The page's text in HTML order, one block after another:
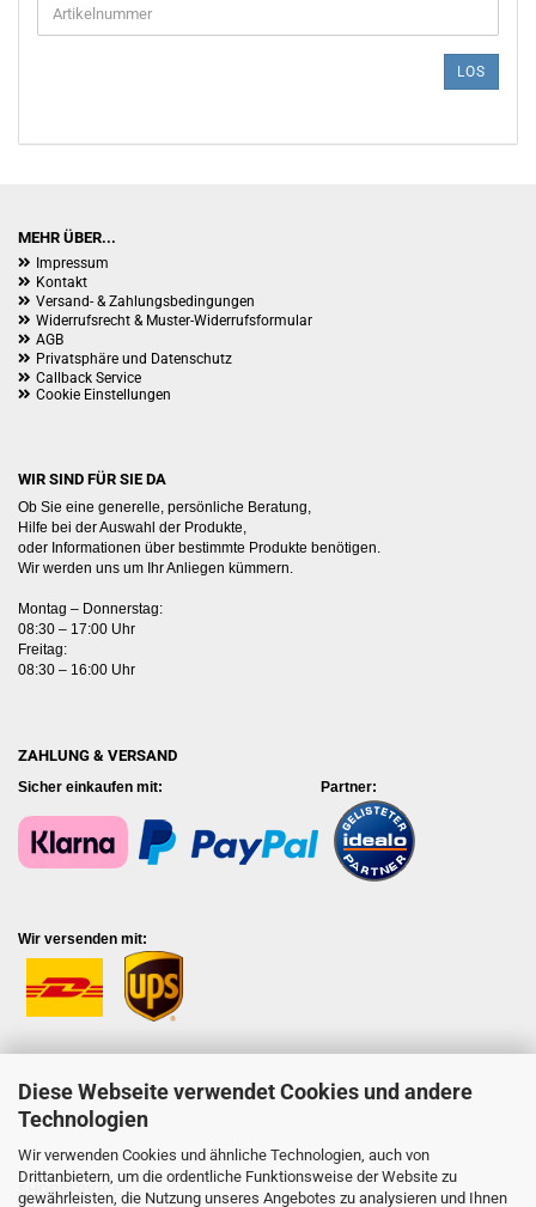
Diese Webseite verwendet Cookies und andere
Technologien
Wir verwenden Cookies und ähnliche Technologien, auch von
Drittanbietern, um die ordentliche Funktionsweise der Website zu
gewährleisten, die Nutzung unseres Angebotes zu analysieren und Ihnen
SIE
DIE
EIN.
LOS
MEHR ÜBER...
Impressum
Kontakt
Versand- & Zahlungsbedingungen
Widerrufsrecht & Muster-Widerrufsformular
AGB
Privatsphäre und Datenschutz
Callback Service
Cookie Einstellungen
WIR SIND FÜR SIE DA
Ob Sie eine generelle, persönliche Beratung,
Hilfe bei der Auswahl der Produkte,
oder Informationen über bestimmte Produkte benötigen.
Wir werden uns um Ihr Anliegen kümmern.
Montag – Donnerstag:
08:30 – 17:00 Uhr
Freitag:
08:30 – 16:00 Uhr
ZAHLUNG & VERSAND
Sicher einkaufen mit: Partner:
Wir versenden mit:
SHOPSERVICE